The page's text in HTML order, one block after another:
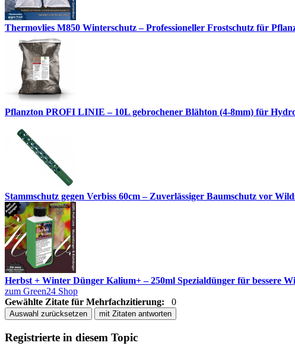
Thermovlies M850 Winterschutz – Professioneller Frostschutz für
Pflanzton PROFI LINIE – 10L gebrochener Blähton (4-8mm) für
Stammschutz gegen Verbiss 60cm – Zuverlässiger Baumschutz vor
Herbst + Winter Dünger Kalium+ – 250ml Spezialdünger für bessere
zum Green24 Shop
Gewählte Zitate für Mehrfachzitierung:
0
Auswahl zurücksetzen mit Zitaten antworten
Registrierte in diesem Topic